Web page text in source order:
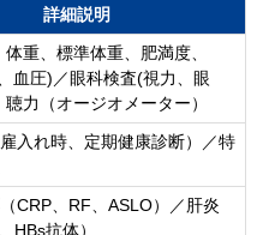
詳細説明
重、標準体重、肥満度、
血圧)／眼科検査(視力、眼
力（オージオメーター）
入れ時、定期健康診断）／特
CRP、RF、ASLO）／肝炎
HBs抗体）